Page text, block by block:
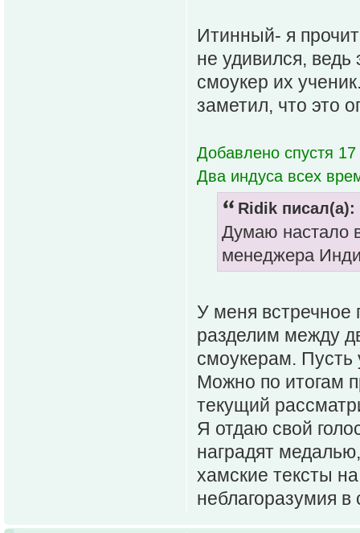
Итинный- я
не удивился,
смоукер их
заметил, что это
Добавлено спустя
Два индуса всех
Ridik писал(а):
Думаю настало
менеджера
У меня встречное
разделим между
смоукерам. Пусть
Можно по итогам
текущий
Я отдаю свой
наградят
хамские тексты
неблагоразумия